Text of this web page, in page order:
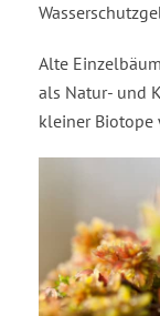
Alte
als Natur- und
kleiner Biotope